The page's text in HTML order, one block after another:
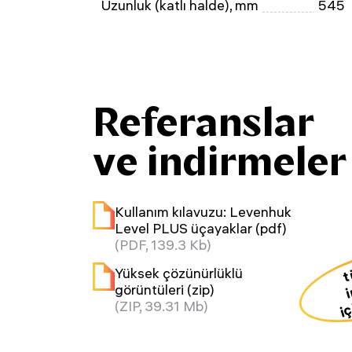
Uzunluk (katlı halde), mm
545
Referanslar
ve indirmeler
Kullanım kılavuzu: Levenhuk
Level PLUS üçayaklar (pdf)
(PDF, 139.3 Kb)
Yüksek çözünürlüklü
görüntüleri (zip)
(ZIP, 39.31 Mb)